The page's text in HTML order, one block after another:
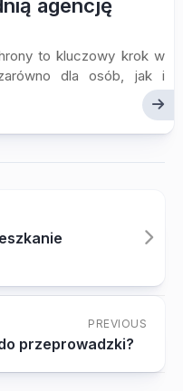
agencję
to kluczowy krok w
dla osób, jak i
PREVIOUS
przeprowadzki?